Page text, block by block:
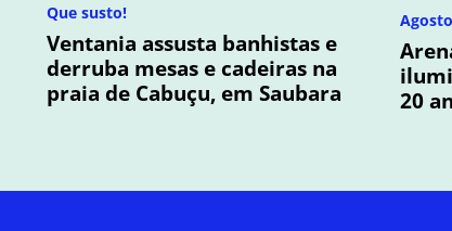
Que susto!
Ventania assusta banhistas e
derruba mesas e cadeiras na
praia de Cabuçu, em Saubara
20